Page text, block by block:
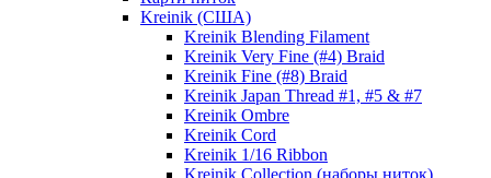
Kreinik (США)
Kreinik Blending Filament
Kreinik Very Fine (#4) Braid
Kreinik Fine (#8) Braid
Kreinik Japan Thread #1, #5 & #7
Kreinik Ombre
Kreinik Cord
Kreinik 1/16 Ribbon
Kreinik Collection (наборы ниток)